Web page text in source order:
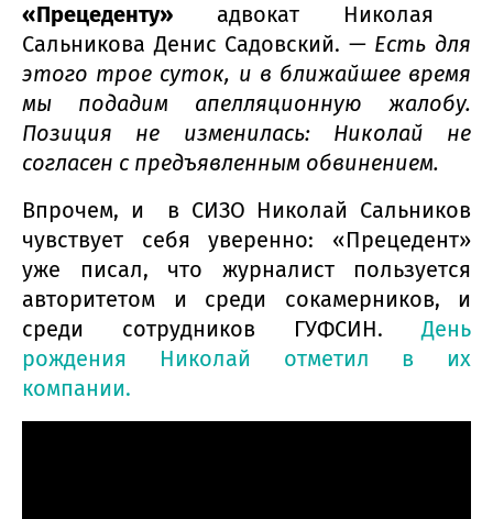
«Прецеденту» адвокат Николая
Сальникова Денис Садовский. — Есть для
этого трое суток, и в ближайшее время
мы подадим апелляционную жалобу.
Позиция не изменилась: Николай не
согласен с предъявленным обвинением.
Впрочем, и в СИЗО Николай Сальников
чувствует себя уверенно: «Прецедент»
уже писал, что журналист пользуется
авторитетом и среди сокамерников, и
среди сотрудников ГУФСИН. День
рождения Николай отметил в их
компании.